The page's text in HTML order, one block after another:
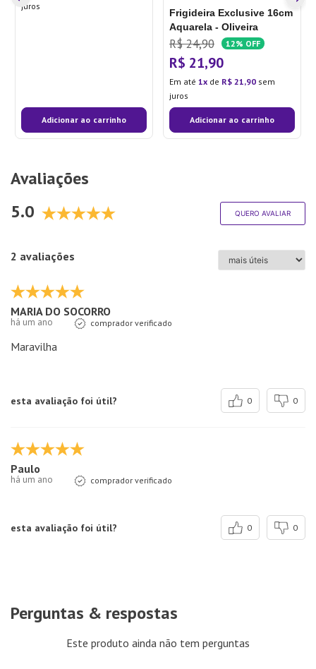
juros
Adicionar ao carrinho
Frigideira Exclusive 16cm
Aquarela - Oliveira
R$ 24,90 12% OFF
R$ 21,90
Em até 1 de R$ 21,90 sem
juros
Adicionar ao carrinho
Avaliações
5.0
QUERO AVALIAR
2 avaliações
MARIA DO SOCORRO
há um ano comprador verificado
Maravilha
esta avaliação foi útil? 0 0
Paulo
há um ano comprador verificado
esta avaliação foi útil? 0 0
Perguntas & respostas
Este produto ainda não tem perguntas